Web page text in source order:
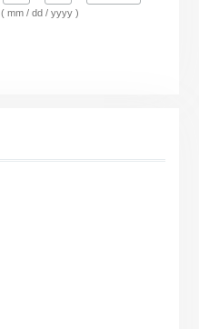
( mm / dd / yyyy )